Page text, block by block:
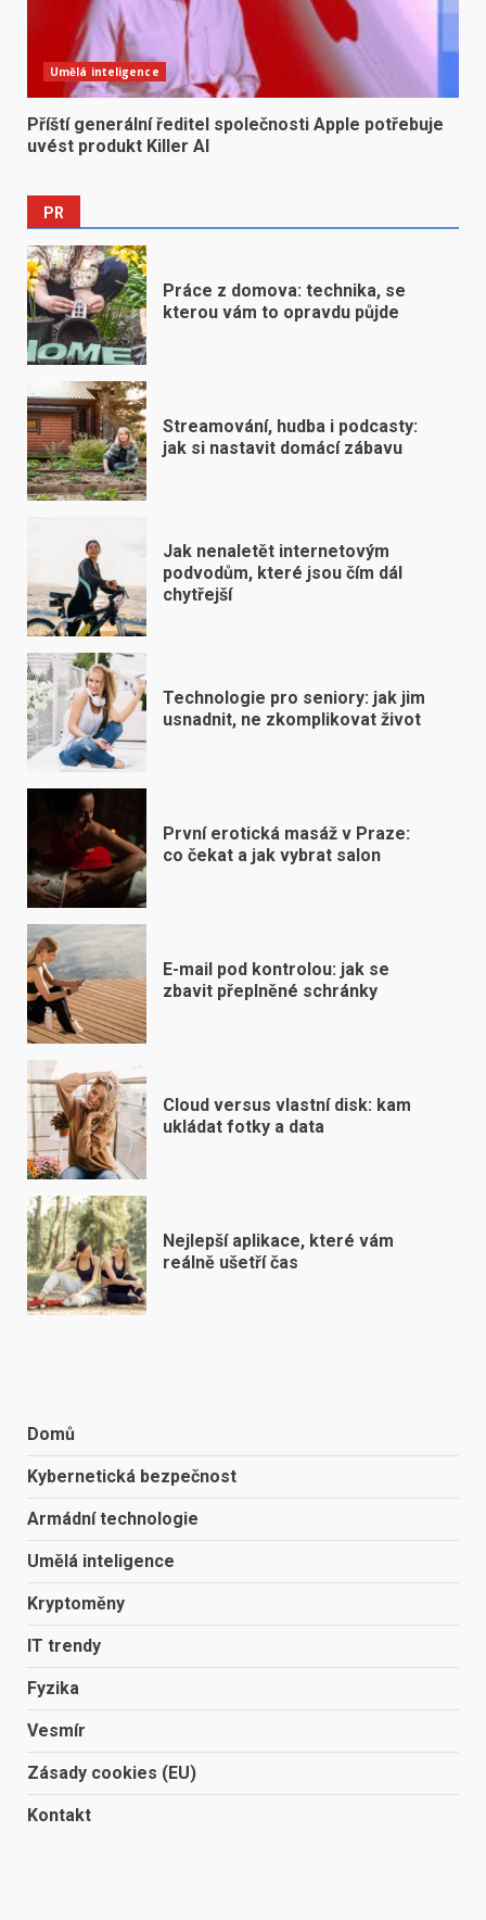
Umělá inteligence
Příští generální ředitel společnosti Apple potřebuje
uvést produkt Killer AI
PR
Práce z domova: technika, se
kterou vám to opravdu půjde
Streamování, hudba i podcasty:
jak si nastavit domácí zábavu
Jak nenaletět internetovým
podvodům, které jsou čím dál
chytřejší
Technologie pro seniory: jak jim
usnadnit, ne zkomplikovat život
První erotická masáž v Praze:
co čekat a jak vybrat salon
E-mail pod kontrolou: jak se
zbavit přeplněné schránky
Cloud versus vlastní disk: kam
ukládat fotky a data
Nejlepší aplikace, které vám
reálně ušetří čas
Domů
Kybernetická bezpečnost
Armádní technologie
Umělá inteligence
Kryptoměny
IT trendy
Fyzika
Vesmír
Zásady cookies (EU)
Kontakt